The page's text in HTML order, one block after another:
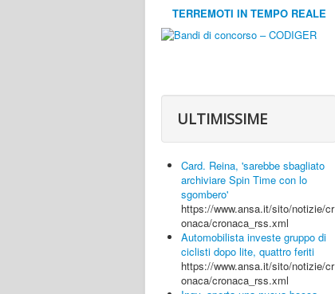
TERREMOTI IN TEMPO REALE
ULTIMISSIME
Card. Reina, 'sarebbe sbagliato
archiviare Spin Time con lo
sgombero'
https://www.ansa.it/sito/notizie/cr
onaca/cronaca_rss.xml
Automobilista investe gruppo di
ciclisti dopo lite, quattro feriti
https://www.ansa.it/sito/notizie/cr
onaca/cronaca_rss.xml